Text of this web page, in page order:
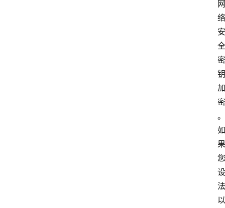
网
络
安
全
密
钥
加
密
。
如
果
您
设
法
以